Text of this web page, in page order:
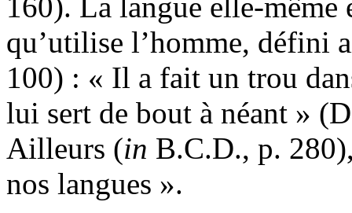
qu’utilise l’homme, défini
100) : « Il a fait un trou
lui sert de bout à néant »
Ailleurs (in B.C.D., p.
nos langues ».